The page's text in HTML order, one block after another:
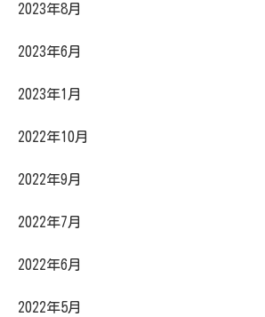
2023年8月
2023年6月
2023年1月
2022年10月
2022年9月
2022年7月
2022年6月
2022年5月